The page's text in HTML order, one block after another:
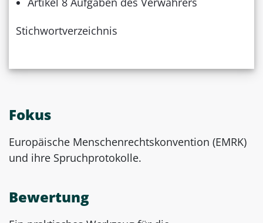
Stichwortverzeichnis
Fokus
Europäische Menschenrechtskonvention (EMRK)
und ihre Spruchprotokolle.
Bewertung